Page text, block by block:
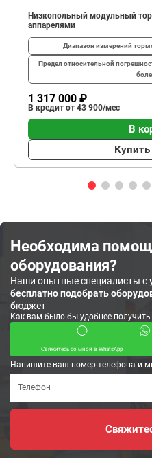
Низкопольный модульный
аппарелями
Диапазон измерений
Предел относительной
1 317 000 ₽
В кредит от 43 900/мес
В
Необходима
оборудования?
Наши опытные специалисты с
бесплатно подобрать
бюджет
Как вам было бы удобнее
Свяжитесь со мной в WhatsApp
Напишите ваш номер телефона и